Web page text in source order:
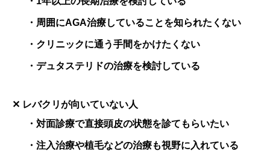
・周囲にAGA治療していることを知られたくない
・クリニックに通う手間をかけたくない
・デュタステリドの治療を検討している
✕ レバクリが向いていない人
・対面診療で直接頭皮の状態を診てもらいたい
・注入治療や植毛などの治療も視野に入れている